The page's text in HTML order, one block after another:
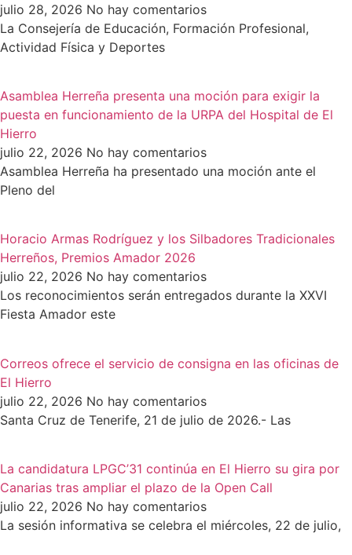
julio 28, 2026 No hay comentarios
La Consejería de Educación, Formación Profesional,
Actividad Física y Deportes
Asamblea Herreña presenta una moción para exigir la
puesta en funcionamiento de la URPA del Hospital de El
Hierro
julio 22, 2026 No hay comentarios
Asamblea Herreña ha presentado una moción ante el
Pleno del
Horacio Armas Rodríguez y los Silbadores Tradicionales
Herreños, Premios Amador 2026
julio 22, 2026 No hay comentarios
Los reconocimientos serán entregados durante la XXVI
Fiesta Amador este
Correos ofrece el servicio de consigna en las oficinas de
El Hierro
julio 22, 2026 No hay comentarios
Santa Cruz de Tenerife, 21 de julio de 2026.- Las
La candidatura LPGC’31 continúa en El Hierro su gira por
Canarias tras ampliar el plazo de la Open Call
julio 22, 2026 No hay comentarios
La sesión informativa se celebra el miércoles, 22 de julio,